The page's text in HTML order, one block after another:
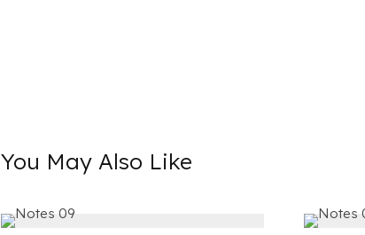
You May Also Like